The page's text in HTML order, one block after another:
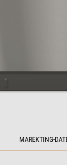
MAREKTING-